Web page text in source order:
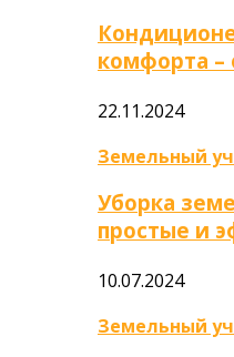
комфорта
22.11.2024
Земельный
Уборка
простые и
10.07.2024
Земельный